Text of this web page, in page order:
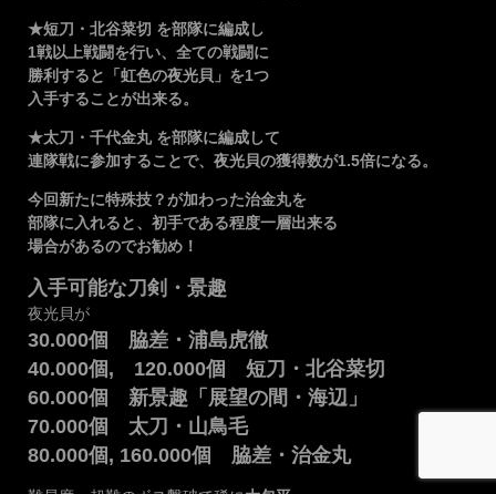
★短刀・北谷菜切 を部隊に編成し
1戦以上戦闘を行い、全ての戦闘に
勝利すると「虹色の夜光貝」を1つ
入手することが出来る。
★太刀・千代金丸 を部隊に編成して
連隊戦に参加することで、夜光貝の獲得数が1.5倍になる。
今回新たに特殊技？が加わった治金丸を
部隊に入れると、初手である程度一層出来る
場合があるのでお勧め！
入手可能な刀剣・景趣
夜光貝が
30.000個 脇差・浦島虎徹
40.000個, 120.000個 短刀・北谷菜切
60.000個 新景趣「展望の間・海辺」
70.000個 太刀・山鳥毛
80.000個, 160.000個 脇差・治金丸